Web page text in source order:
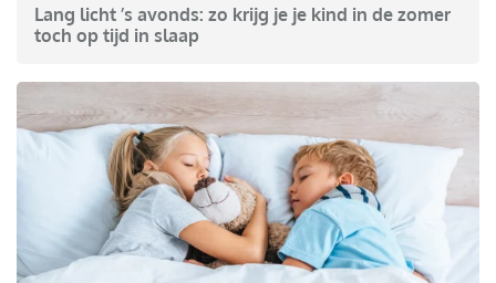
Lang licht ’s avonds: zo krijg je je kind in de zomer
toch op tijd in slaap